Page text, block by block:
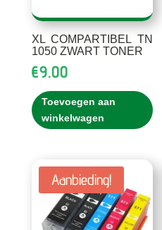
XL COMPARTIBEL TN
1050 ZWART TONER
€9.00
Toevoegen aan
winkelwagen
Aanbieding!